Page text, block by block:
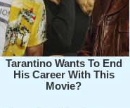
Tarantino Wants To End
His Career With This
Movie?